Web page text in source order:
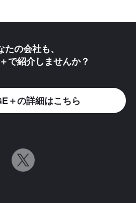
たの会社も、
で紹介しませんか？
＋の詳細はこちら